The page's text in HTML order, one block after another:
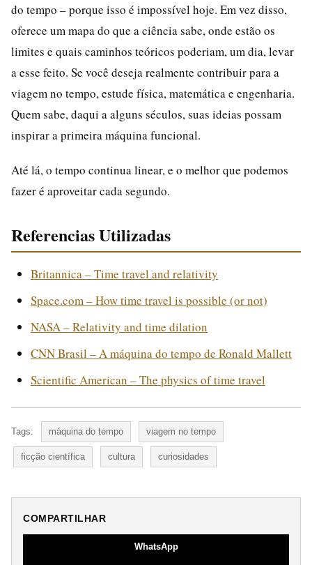
do tempo – porque isso é impossível hoje. Em vez disso,
oferece um mapa do que a ciência sabe, onde estão os
limites e quais caminhos teóricos poderiam, um dia, levar
a esse feito. Se você deseja realmente contribuir para a
viagem no tempo, estude física, matemática e engenharia.
Quem sabe, daqui a alguns séculos, suas ideias possam
inspirar a primeira máquina funcional.
Até lá, o tempo continua linear, e o melhor que podemos
fazer é aproveitar cada segundo.
Referencias Utilizadas
Britannica – Time travel and relativity
Space.com – How time travel is possible (or not)
NASA – Relativity and time dilation
CNN Brasil – A máquina do tempo de Ronald Mallett
Scientific American – The physics of time travel
Tags: máquina do tempo viagem no tempo
ficção científica cultura curiosidades
COMPARTILHAR
WhatsApp